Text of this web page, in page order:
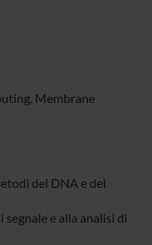
Membrane
del DNA e del
e alla analisi di